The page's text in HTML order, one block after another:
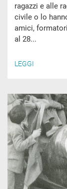
ragazzi e alle
civile o lo
amici,
al 28...
LEGGI